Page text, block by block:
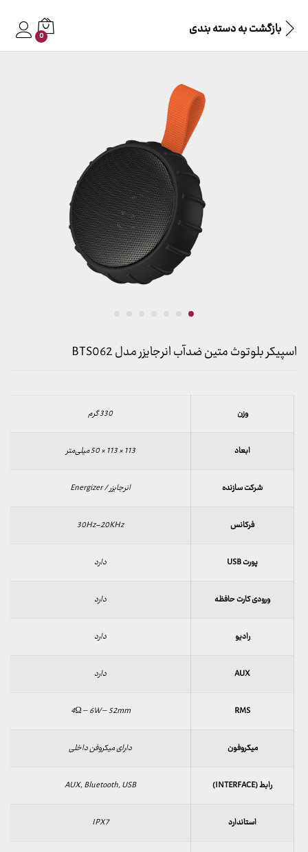
بازگشت بهدسته بندی 0
اسپیکر بلوتوث متین ضدآب انرجایزر مدل BTS062
وزن 330 گرم
ابعاد 113 × 113 × 50 میلی‌متر
شرکت سازنده انرجایزر / Energizer
فرکانس 30Hz-20KHz
پورت USB دارد
ورودی کارت حافظه دارد
رادیو دارد
AUX دارد
RMS
4Ω – 6W – 52mm
میکروفون دارای میکروفن داخلی
رابط (INTERFACE) AUX, Bluetooth, USB
استاندارد IPX7